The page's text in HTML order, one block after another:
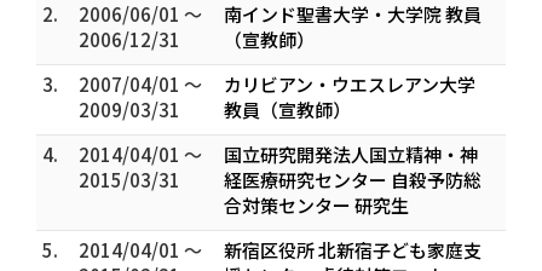
2.
2006/06/01 ～
2006/12/31
南インド聖書大学・大学院 教員
（宣教師）
3.
2007/04/01 ～
2009/03/31
カリビアン・ウエスレアン大学
教員（宣教師）
4.
2014/04/01 ～
2015/03/31
国立研究開発法人国立精神・神
経医療研究センター 自殺予防総
合対策センター 研究生
5.
2014/04/01 ～
新宿区役所 北新宿子ども家庭支